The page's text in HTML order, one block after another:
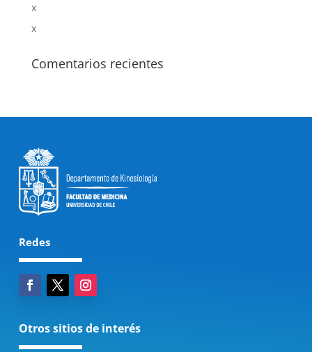
x
x
Comentarios recientes
Redes
Otros sitios de interés